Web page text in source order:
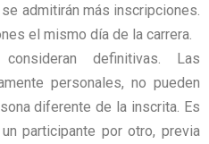
admitirán más inscripciones.
el mismo día de la carrera.
definitivas. Las
personales, no pueden
diferente de la inscrita. Es
participante por otro, previa